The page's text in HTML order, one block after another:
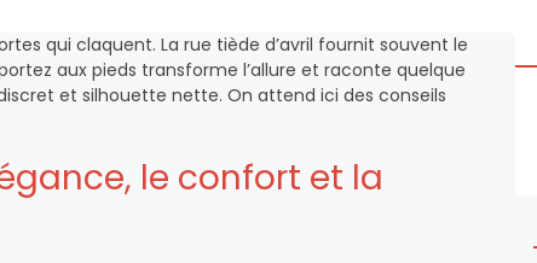
qui claquent. La rue tiède d’avril fournit souvent le
aux pieds transforme l’allure et raconte quelque
et silhouette nette. On attend ici des conseils
le confort et la